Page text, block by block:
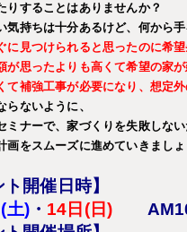
りすることはありませんか？
気持ちは十分あるけど、何から
に見つけられると思ったのに希
が思ったよりも高くて希望の家
て補強工事が必要になり、想定
らないように、
ミナーで、家づくりを失敗しな
画をスムーズに進めていきましょ
ト開催日時】
土)・ 14日(日) AM10